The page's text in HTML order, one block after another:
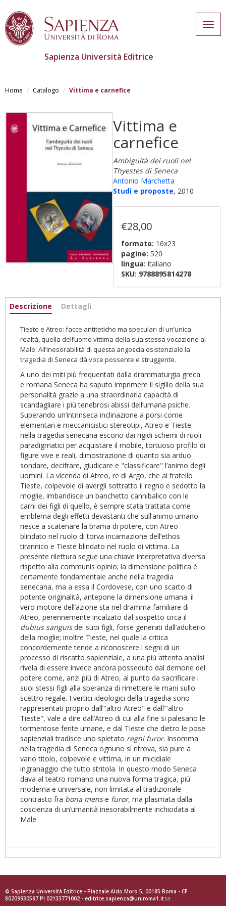
main
Sapienza Università Editrice
Home Catalogo Vittima e carnefice
Vittima e
carnefice
Ambiguità dei ruoli nel
Thyestes di Seneca
Antonio Marchetta
Studi e proposte, 2010
€28,00
formato: 16x23
pagine: 520
lingua: italiano
SKU: 9788895814278
Informazioni
Descrizione (active
Dettagli
Tieste e Atreo: facce antitetiche ma speculari di un’unica
realtà, quella dell’uomo vittima della sua stessa vocazione al
Male. All’inesorabilità di questa angoscia esistenziale la
tragedia di Seneca dà voce possente e struggente.
A uno dei miti più frequentati dalla drammaturgia greca
e romana Seneca ha saputo imprimere il sigillo della sua
personalità grazie a una straordinaria capacità di
scandagliare i più tenebrosi abissi dell’umana psiche.
Superando un’intrinseca inclinazione a porsi come
elementari e meccanicistici stereotipi, Atreo e Tieste
nella tragedia senecana escono dai rigidi schemi di ruoli
paradigmatici per acquistare il mobile, tortuoso profilo di
figure vive e reali, dimostrazione di quanto sia arduo
sondare, decifrare, giudicare e "classificare" l’animo degli
uomini. La vicenda di Atreo, re di Argo, che al fratello
Tieste, colpevole di avergli sottratto il regno e sedotto la
moglie, imbandisce un banchetto cannibalico con le
carni dei figli di quello, è sempre stata trattata come
emblema degli effetti devastanti che sull’animo umano
riesce a scatenare la brama di potere, con Atreo
blindato nel ruolo di torva incarnazione dell’ethos
tirannico e Tieste blindato nel ruolo di vittima. La
presente rilettura segue una chiave interpretativa diversa
rispetto alla communis opinio; la dimensione politica è
certamente fondamentale anche nella tragedia
senecana, ma a essa il Cordovese, con uno scarto di
potente originalità, antepone la dimensione umana: il
vero motore dell’azione sta nel dramma familiare di
Atreo, perennemente incalzato dal sospetto circa il
dubius sanguisdei suoi figli, forse generati dall’adulterio
della moglie; inoltre Tieste, nel quale la critica
concordemente tende a riconoscere i segni di un
processo di riscatto sapienziale, a una più attenta analisi
rivela di essere invece ancora posseduto dal demone del
potere come, anzi più di Atreo, al punto da sacrificare i
suoi stessi figli alla speranza di rimettere le mani sullo
scettro regale. I vertici ideologici della tragedia sono
rappresentati proprio dall’"altro Atreo" e dall’"altro
Tieste", vale a dire dall’Atreo di cui alla fine si palesano le
tormentose ferite umane, e dal Tieste che dietro le pose
sapienziali tradisce uno spietato regni furor. Insomma
nella tragedia di Seneca ognuno si ritrova, sia pure a
vario titolo, colpevole e vittima, in un micidiale
ingranaggio che tutto stritola. In questo modo Seneca
dava al teatro romano una nuova forma tragica, più
moderna e universale, non limitata al tradizionale
contrasto fra bona mense furor, ma plasmata dalla
coscienza di un’umanità inesorabilmente inchiodata al
Male.
© Sapienza Università Editrice - Piazzale Aldo Moro 5, 00185 Roma - CF
80209930587 PI 02133771002 - editrice.sapienza@uniroma1.it(link